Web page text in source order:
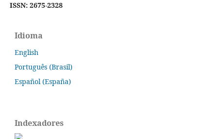
ISSN: 2675-2328
Idioma
English
Português (Brasil)
Español (España)
Indexadores